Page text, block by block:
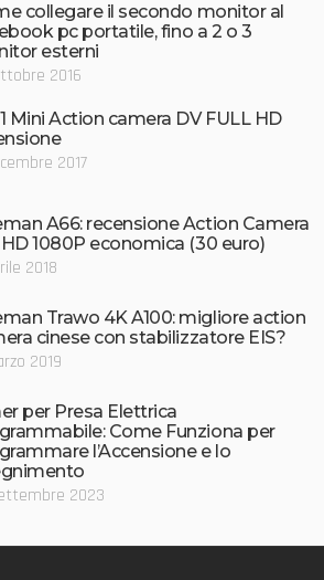
collegare il secondo monitor al
pc portatile, fino a 2 o 3
esterni
2016
Mini Action camera DV FULL HD
2017
A66: recensione Action Camera
HD 1080P economica (30 euro)
2018
Trawo 4K A100: migliore action
cinese con stabilizzatore EIS?
2019
per Presa Elettrica
Come Funziona per
l’Accensione e lo
2023